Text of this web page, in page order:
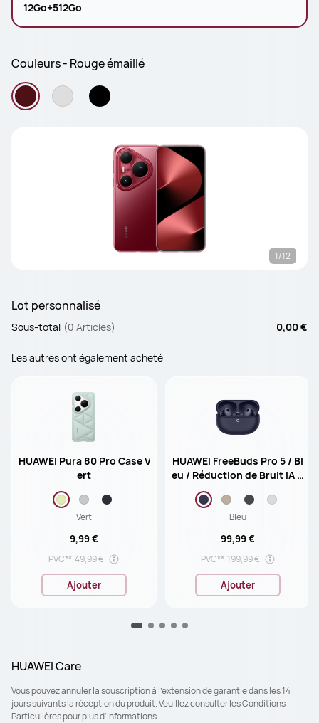
12Go+512Go
Couleurs - Rouge émaillé
1/12
Lot personnalisé
Sous-total (0 Articles) 0,00 €
Les autres ont également acheté
HUAWEI Pura 80 Pro Case V
ert
Vert
9,99 €
PVC** 49,99 €
Ajouter
HUAWEI FreeBuds Pro 5 / Bl
eu / Réduction de Bruit IA D
ual-Engine / Son Ultra Imm
ersif / Appels Stables et Cl
airs / Écouteurs Intra-auric
ulaires sans fil
Bleu
99,99 €
PVC** 199,99 €
Ajouter
HUAWEI Care
Vous pouvez annuler la souscription à l’extension de garantie dans les 14
jours suivants la réception du produit. Veuillez consulter les Conditions
Particulières pour plus d'informations.